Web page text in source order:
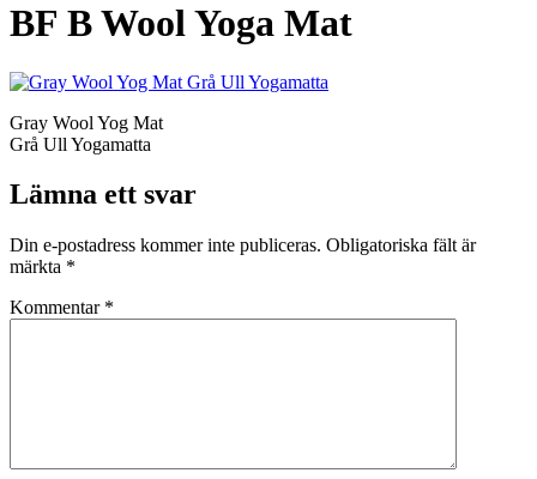
BF B Wool Yoga Mat
Gray Wool Yog Mat
Grå Ull Yogamatta
Lämna ett svar
Din e-postadress kommer inte publiceras. Obligatoriska fält är
märkta *
Kommentar *